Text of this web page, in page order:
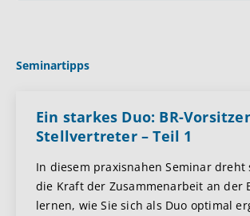
Seminartipps
Ein starkes Duo: BR-
Stellvertreter – Teil 1
In diesem praxisnahen Seminar dreht
die Kraft der Zusammenarbeit an der
lernen, wie Sie sich als Duo optimal